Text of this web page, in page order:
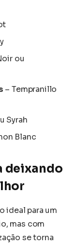
ou
– Tempranillo
Syrah
Blanc
deixando
ideal para um
mas com
se torna